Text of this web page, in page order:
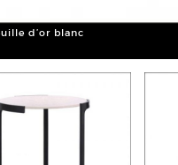
d’or blanc